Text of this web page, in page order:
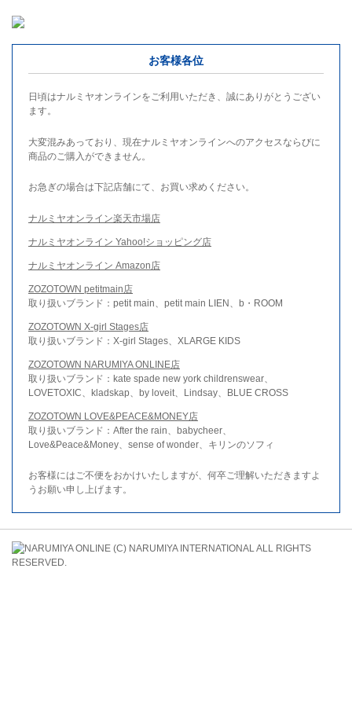
お客様各位
日頃はナルミヤオンラインをご利用いただき、誠にありがとうござい
ます。
大変混みあっており、現在ナルミヤオンラインへのアクセスならびに
商品のご購入ができません。
お急ぎの場合は下記店舗にて、お買い求めください。
ナルミヤオンライン楽天市場店
ナルミヤオンライン Yahoo!ショッピング店
ナルミヤオンライン Amazon店
ZOZOTOWN petitmain店
取り扱いブランド：petit main、petit main LIEN、b・ROOM
ZOZOTOWN X-girl Stages店
取り扱いブランド：X-girl Stages、XLARGE KIDS
ZOZOTOWN NARUMIYA ONLINE店
取り扱いブランド：kate spade new york childrenswear、
LOVETOXIC、kladskap、by loveit、Lindsay、BLUE CROSS
ZOZOTOWN LOVE&PEACE&MONEY店
取り扱いブランド：After the rain、babycheer、
Love&Peace&Money、sense of wonder、キリンのソフィ
お客様にはご不便をおかけいたしますが、何卒ご理解いただきますよ
うお願い申し上げます。